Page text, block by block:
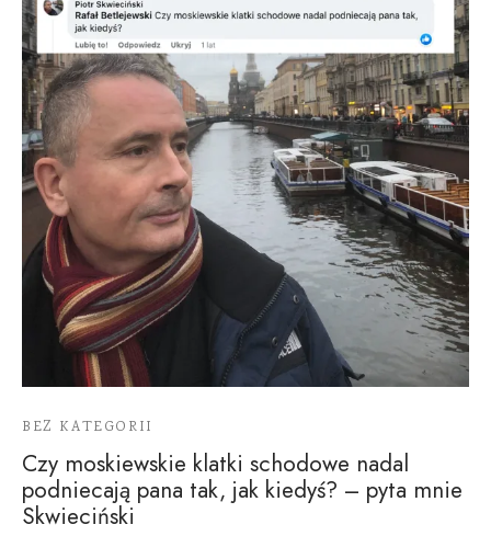
BEZ KATEGORII
Czy moskiewskie klatki schodowe nadal
podniecają pana tak, jak kiedyś? – pyta mnie
Skwieciński